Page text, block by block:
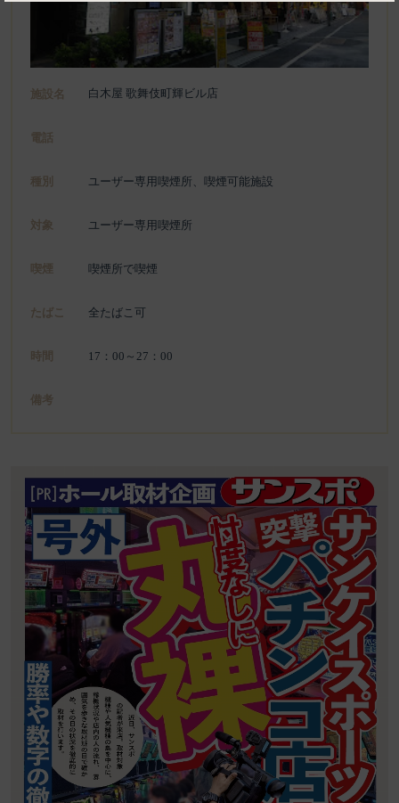
施設名 白木屋 歌舞伎町輝ビル店
電話
種別 ユーザー専用喫煙所、喫煙可能施設
対象 ユーザー専用喫煙所
喫煙 喫煙所で喫煙
たばこ 全たばこ可
時間 17：00～27：00
備考